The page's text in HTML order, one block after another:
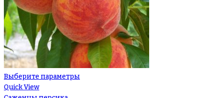
Выберите параметры
Quick View